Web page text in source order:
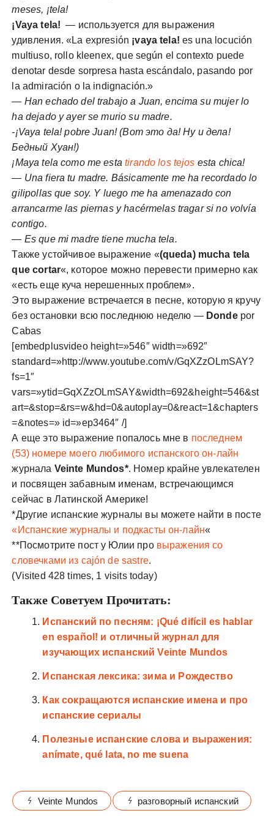
meses, ¡tela!
¡Vaya tela! — используется для выражения
удивления. «La expresión ¡vaya tela!es una locución
multiuso, rollo kleenex, que según el contexto puede
denotar desde sorpresa hasta escándalo, pasando por
la admiración o la indignación.»
— Han echado del trabajo a Juan, encima su mujer lo
ha dejado y ayer se murio su madre.
-¡Vaya tela! pobre Juan! (Вот это да! Ну и дела!
Бедный Хуан!)
¡Мaya tela como me estatirando los tejos esta chica!
— Una fiera tu madre. Básicamente me ha recordado lo
gilipollas que soy. Y luego me ha amenazado con
arrancarme las piernas y hacérmelas tragar si no volvía
contigo.
— Es que mi madre tiene mucha tela.
Также устойчивое выражение «(queda) mucha tela
que cortar«, которое можно перевести примерно как
«есть еще куча нерешенных проблем».
Это выражение встречается в песне, которую я кручу
без остановки всю последнюю неделю — Dondepor
Cabas
[embedplusvideo height=»546″ width=»692″
standard=»http://www.youtube.com/v/GqXZzOLmSAY?
fs=1″
vars=»ytid=GqXZzOLmSAY&width=692&height=546&st
art=&stop=&rs=w&hd=0&autoplay=0&react=1&chapters
=&notes=» id=»ep3464″ /]
А еще это выражение попалось мне в последнем
(53) номере моего любимого испанского он-лайн
журнала Veinte Mundos*. Номер крайне увлекателен
и посвящен забавным именам, встречающимся
сейчас в Латинской Америке!
*Другие испанские журналы вы можете найти в посте
«Испанские журналы и подкасты он-лайн«
**Посмотрите пост у Юлии про выражения со
словечками из cajón de sastre.
(Visited 428 times, 1 visits today)
Также Советуем Прочитать:
Испанский по песням: ¡Qué difícil es hablar
en español! и отличный журнал для
изучающих испанский Veinte Mundos
Испанская лексика: зима и Рождество
Как сокращаются испанские имена и про
испанские сериалы
Полезные испанские слова и выражения:
anímate, qué lata, no me suena
Veinte Mundos разговорный испанский